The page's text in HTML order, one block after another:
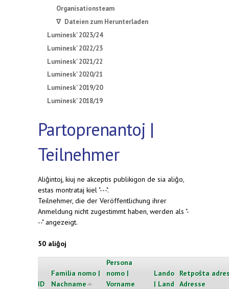
Organisationsteam
∇ Dateien zum Herunterladen
Luminesk' 2023/24
Luminesk' 2022/23
Luminesk' 2021/22
Luminesk' 2020/21
Luminesk' 2019/20
Luminesk' 2018/19
Partoprenantoj |
Teilnehmer
Aliĝintoj, kiuj ne akceptis publikigon de sia aliĝo,
estas montrataj kiel "---".
Teilnehmer, die der Veröffentlichung ihrer
Anmeldung nicht zugestimmt haben, werden als "-
--" angezeigt.
50 aliĝoj
ID
Familia nomo |
Nachname
Persona
nomo |
Vorname
Lando
| Land
Retpoŝta
Adresse